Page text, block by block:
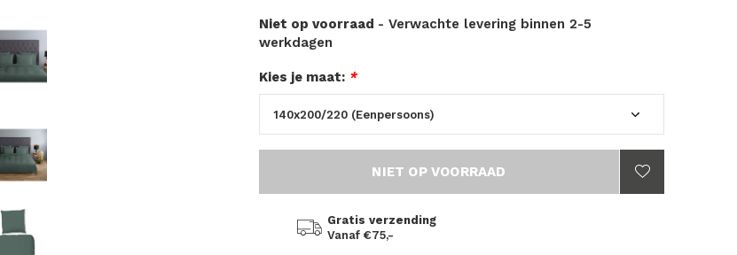
Niet op voorraad - Verwachte levering binnen 2-5
werkdagen
Kies je maat: *
NIET OP VOORRAAD
Gratis verzending
Vanaf €75,-